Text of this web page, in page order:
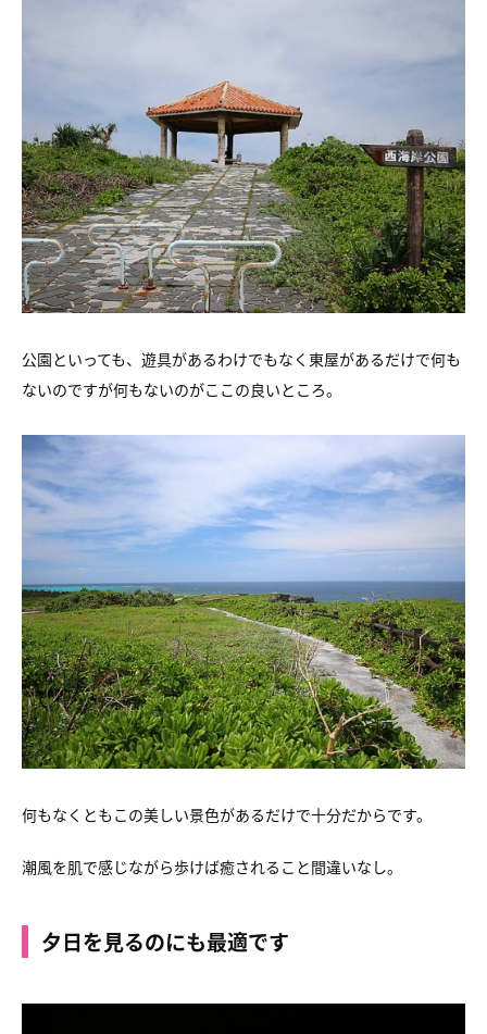
公園といっても、遊具があるわけでもなく 東屋があるだけで何も
ないのですが何もないのがここの良いところ。
何もなくともこの美しい景色があるだけで十分だからです。
潮風を肌で感じながら歩けば癒されること間違いなし。
夕日を見るのにも最適です